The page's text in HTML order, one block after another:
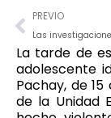
Prev
PREVIO
La tarde de
adolescente
Pachay, de
de la Unidad